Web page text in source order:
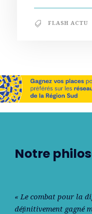
FLASH ACTU
Notre
« Le combat pour la
déﬁnitivement gagné